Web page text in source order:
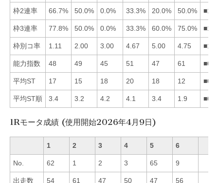
枠2連率 66.7% 50.0% 0.0% 33.3% 20.0% 50.0%
枠3連率 77.8% 50.0% 0.0% 33.3% 60.0% 75.0%
枠別コ率 1.11 2.00 3.00 4.67 5.00 4.75
能力指数 48 49 45 51 47 61
平均ST 17 15 18 20 18 12
平均ST順 3.4 3.2 4.2 4.1 3.4 1.9
1Rモータ成績 (使用開始2026年4月9日)
1 2 3 4 5 6
No. 62 1 2 3 65 9
出走数 54 61 47 50 47 56